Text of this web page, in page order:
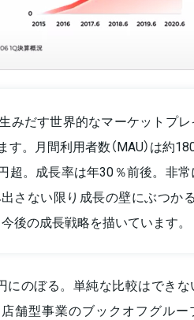
みだす世界的なマーケットプレ
。月間利用者数（MAU）は約
超。成長率は年30％前後。非常
さない限り成長の壁にぶつかる
後の成長戦略を描いています。
のぼる。単純な比較はできな
舗型事業のブックオフグルー